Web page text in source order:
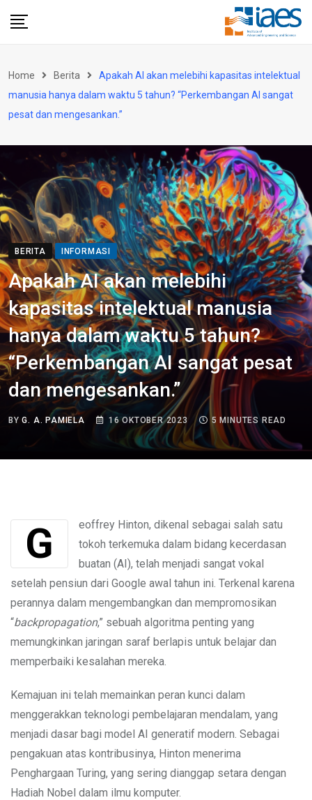
Home Berita
Apakah AI akan melebihi kapasitas intelektual
manusia hanya dalam waktu 5 tahun? “Perkembangan AI sangat
pesat dan mengesankan.”
BERITA INFORMASI
Apakah AI akan melebihi
kapasitas intelektual manusia
hanya dalam waktu 5 tahun?
“Perkembangan AI sangat pesat
dan mengesankan.”
BYG. A. PAMIELA 16 OKTOBER 2023 5 MINUTES READ
Geoffrey Hinton, dikenal sebagai salah satu
tokoh terkemuka dalam bidang kecerdasan
buatan (AI), telah menjadi sangat vokal
setelah pensiun dari Google awal tahun ini. Terkenal karena
perannya dalam mengembangkan dan mempromosikan
“backpropagation,” sebuah algoritma penting yang
memungkinkan jaringan saraf berlapis untuk belajar dan
memperbaiki kesalahan mereka.
Kemajuan ini telah memainkan peran kunci dalam
menggerakkan teknologi pembelajaran mendalam, yang
menjadi dasar bagi model AI generatif modern. Sebagai
pengakuan atas kontribusinya, Hinton menerima
Penghargaan Turing, yang sering dianggap setara dengan
Hadiah Nobel dalam ilmu komputer.